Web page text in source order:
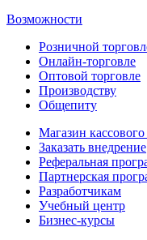
Возможности
Розничной
Онлайн-торговле
Оптовой торговле
Производству
Общепиту
Магазин
Заказать внедрение
Реферальная
Партнерская
Разработчикам
Учебный центр
Бизнес‑курсы